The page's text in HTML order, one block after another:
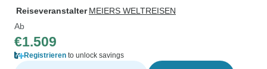
Reiseveranstalter MEIERS WELTREISEN
Ab
€1.509
Registrieren to unlock savings